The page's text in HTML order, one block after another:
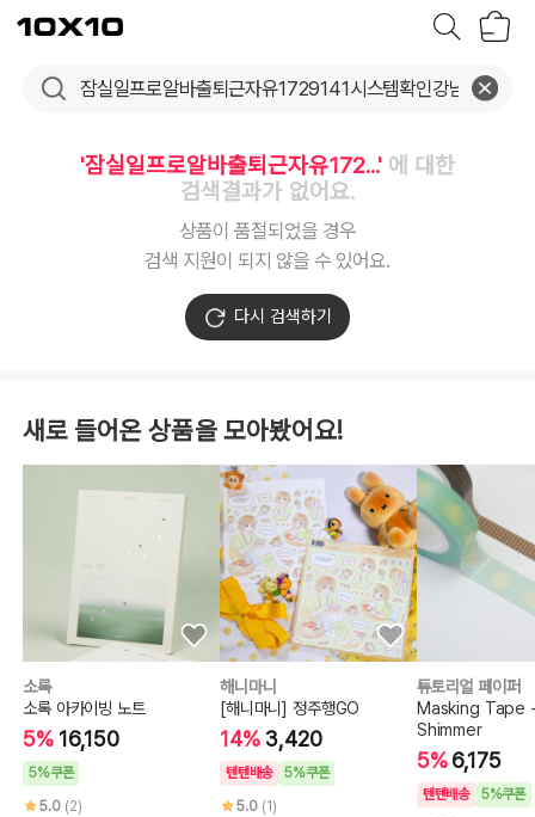
텐
바
'잠실일프로알바출퇴근자유172...'에 대한
검색결과가 없어요.
상품이 품절되었을 경우
검색 지원이 되지 않을 수 있어요.
다시 검색하기
새로 들어온 상품을 모아봤어요!
소록
소록 아카이빙 노트
5% 16,150
5%쿠폰
5.0 (2)
해니마니
[해니마니] 정주행GO
14% 3,420
텐텐배송
5%쿠폰
5.0 (1)
튜토리얼 페이퍼
Masking Tape
Shimmer
5%6,175
텐텐배송
5%쿠폰